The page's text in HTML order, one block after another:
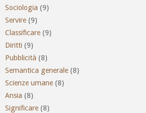
Sociologia (9)
Servire (9)
Classificare (9)
Diritti (9)
Pubblicità (8)
Semantica generale (8)
Scienze umane (8)
Ansia (8)
Significare (8)